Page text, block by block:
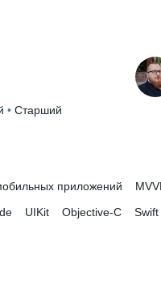
• Старший
приложений
UIKit Objective-С Swift